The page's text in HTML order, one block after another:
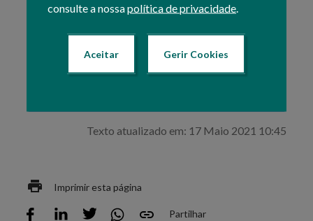
consulte a nossapolítica de privacidade
Aceitar Gerir Cookies
Esta informação representa um resumo
geral do assunto e não dispensa a consulta das
programa noPortal do IFAP, assim como a
Texto atualizado em: 17 Maio 2021 10:45
Imprimir esta página
Partilhar